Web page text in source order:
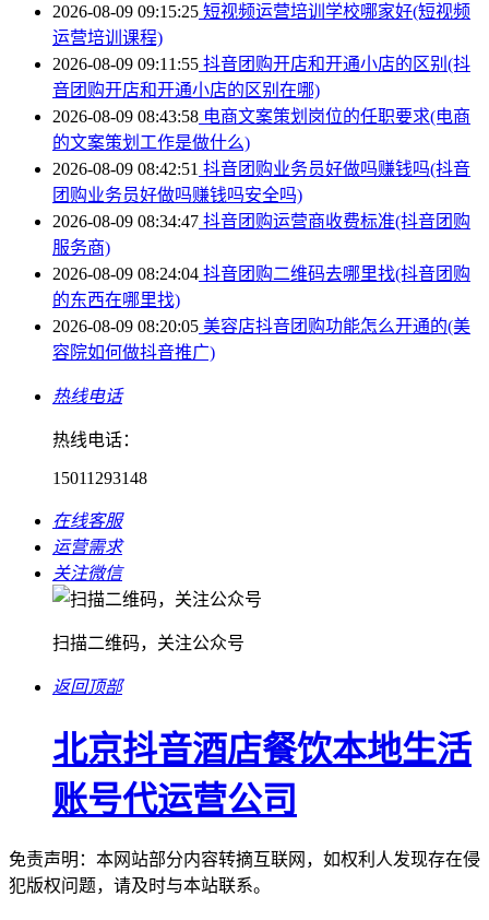
2026-08-09 09:15:25 短视频运营培训学校哪家好(短视频
运营培训课程)
2026-08-09 09:11:55 抖音团购开店和开通小店的区别(抖
音团购开店和开通小店的区别在哪)
2026-08-09 08:43:58 电商文案策划岗位的任职要求(电商
的文案策划工作是做什么)
2026-08-09 08:42:51 抖音团购业务员好做吗赚钱吗(抖音
团购业务员好做吗赚钱吗安全吗)
2026-08-09 08:34:47 抖音团购运营商收费标准(抖音团购
服务商)
2026-08-09 08:24:04 抖音团购二维码去哪里找(抖音团购
的东西在哪里找)
2026-08-09 08:20:05 美容店抖音团购功能怎么开通的(美
容院如何做抖音推广)
热线电话
热线电话：
15011293148
在线客服
运营需求
关注微信
扫描二维码，关注公众号
返回顶部
北京抖音酒店餐饮本地生活
账号代运营公司
免责声明：本网站部分内容转摘互联网，如权利人发现存在侵
犯版权问题，请及时与本站联系。